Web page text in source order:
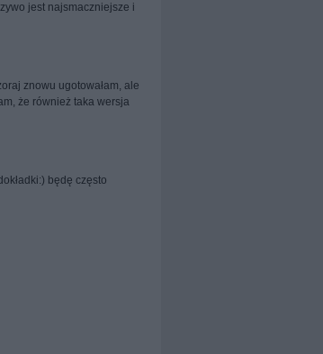
jest najsmaczniejsze i
znowu ugotowałam, ale
że również taka wersja
będę często